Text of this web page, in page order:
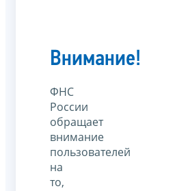
Внимание!
ФНС
России
обращает
внимание
пользователей
на
то,